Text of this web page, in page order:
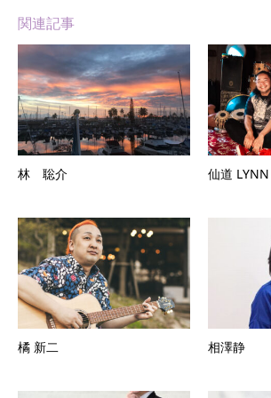
関連記事
林 聡介 仙道 LYNN
橘 新二 相澤静